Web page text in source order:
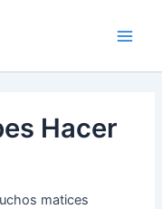
Hacer
matices